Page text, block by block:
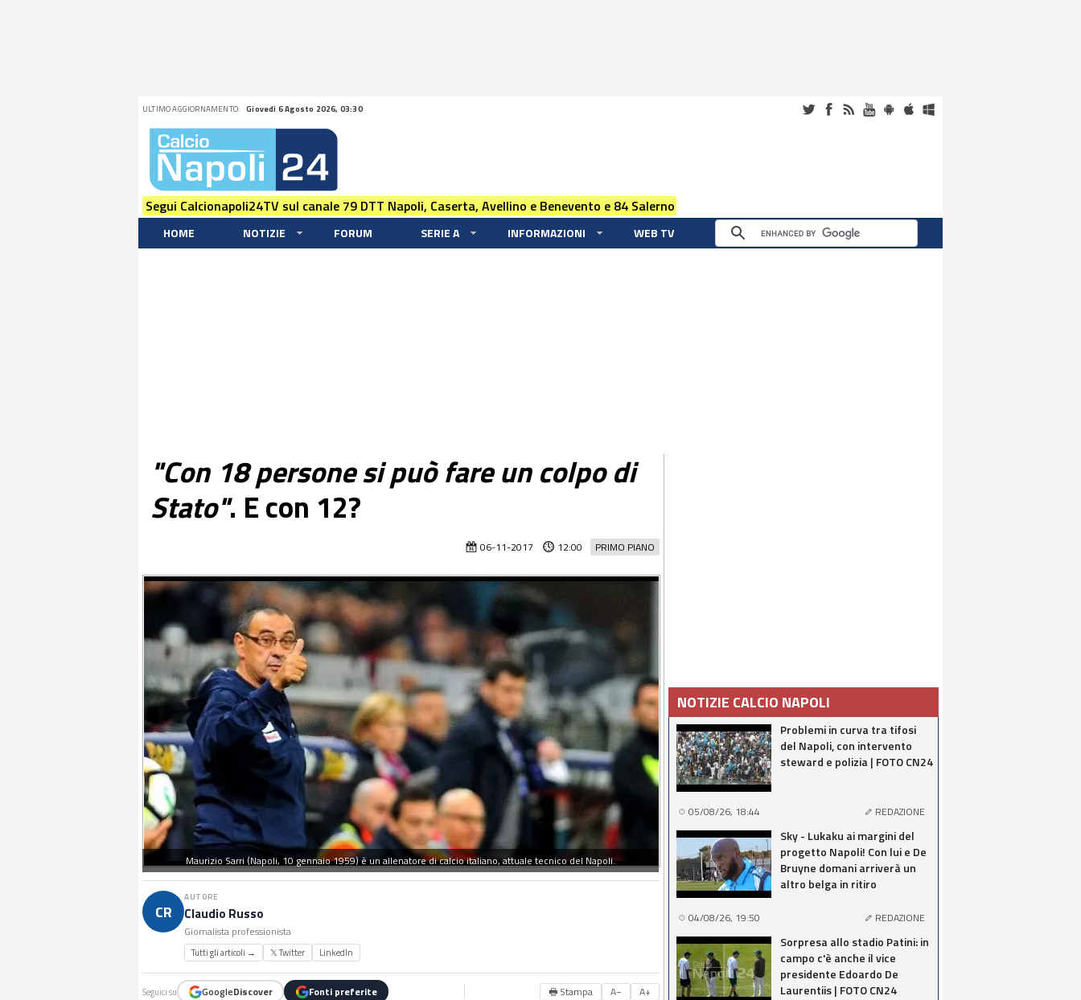
ULTIMO AGGIORNAMENTO: Giovedi 6 Agosto 2026, 03:30
Segui Calcionapoli24TV sul canale 79 DTT Napoli, Caserta, Avellino e Benevento e 84 Salerno
HOME NOTIZIE FORUM SERIE A INFORMAZIONI WEB TV
"Con 18 persone si può fare un colpo di
Stato". E con 12?
PRIMO PIANO
06-11-2017 12:00
Maurizio Sarri (Napoli, 10 gennaio 1959) è un allenatore di calcio italiano, attuale tecnico del Napoli.
CR
AUTORE
Claudio Russo
Giornalista professionista
Tutti gli articoli → 𝕏 Twitter LinkedIn
Seguici su GoogleDiscover Fonti preferite 🖶 Stampa A− A+
NOTIZIE CALCIO NAPOLI
Problemi in curva tra tifosi
del Napoli, con intervento
steward e polizia | FOTO CN24
05/08/26, 18:44 REDAZIONE
Sky - Lukaku ai margini del
progetto Napoli! Con lui e De
Bruyne domani arriverà un
altro belga in ritiro
04/08/26, 19:50 REDAZIONE
Sorpresa allo stadio Patini: in
campo c'è anche il vice
presidente Edoardo De
Laurentiis | FOTO CN24